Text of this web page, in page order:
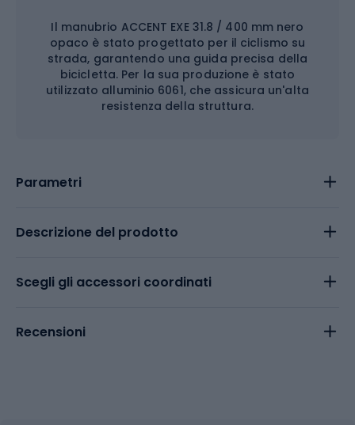
Il manubrio ACCENT EXE 31.8 / 400 mm nero
opaco è stato progettato per il ciclismo su
strada, garantendo una guida precisa della
bicicletta. Per la sua produzione è stato
utilizzato alluminio 6061, che assicura un'alta
resistenza della struttura.
Parametri
Descrizione del prodotto
Scegli gli accessori coordinati
Recensioni